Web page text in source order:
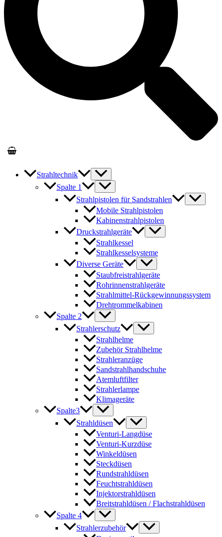
Strahltechnik
Spalte 1
Strahlpistolen für Sandstrahlen
Mobile Strahlpistolen
Kabinenstrahlpistolen
Druckstrahlgeräte
Strahlkessel
Strahlkesselsysteme
Diverse Geräte
Staubfreistrahlgeräte
Rohrinnenstrahlgeräte
Strahlmittel-Rückgewinnungssystem
Drehtrommelkabinen
Spalte 2
Strahlerschutz
Strahlhelme
Zubehör Strahlhelme
Strahleranzüge
Sandstrahlhandschuhe
Atemluftfilter
Strahlerlampe
Klimageräte
Spalte3
Strahldüsen
Venturi-Langdüse
Venturi-Kurzdüse
Winkeldüsen
Steckdüsen
Rundstrahldüsen
Feuchtstrahldüsen
Injektorstrahldüsen
Breitstrahldüsen / Flachstrahldüsen
Spalte 4
Strahlerzubehör